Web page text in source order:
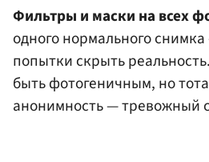
Фильтры и маски на всех
одного нормального
попытки скрыть
быть фотогеничным, но
анонимность — тревожный